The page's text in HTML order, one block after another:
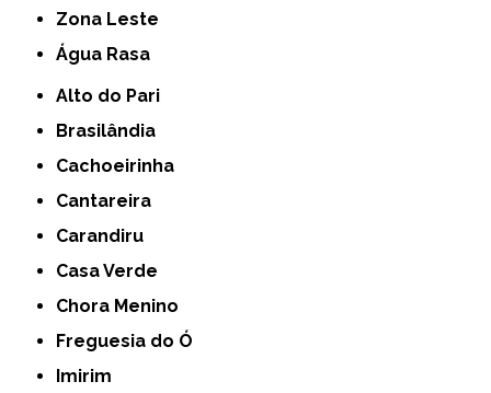
Zona Leste
Água Rasa
Alto do Pari
Brasilândia
Cachoeirinha
Cantareira
Carandiru
Casa Verde
Chora Menino
Freguesia do Ó
Imirim